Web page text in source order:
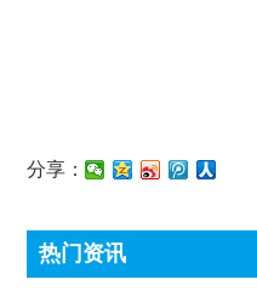
分享：
热门资讯
顶尖条码秤常见故障处理